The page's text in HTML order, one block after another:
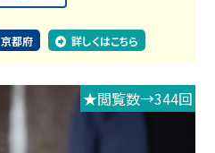
京都府 詳しくはこちら
★閲覧数→344回